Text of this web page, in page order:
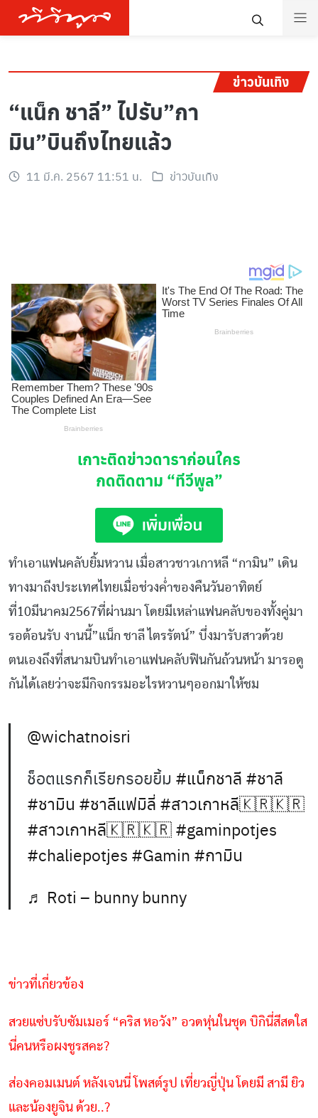
ข่าวบันเทิง
“แน็ก ชาลี” ไปรับ”กา
มิน”บินถึงไทยแล้ว
11 มี.ค. 2567 11:51 น. ข่าวบันเทิง
เกาะติดข่าวดาราก่อนใคร
กดติดตาม “ทีวีพูล”
ทำเอาแฟนคลับยิ้มหวาน เมื่อสาวชาวเกาหลี “กามิน” เดิน
ทางมาถีงประเทศไทยเมื่อช่วงค่ำของคืนวันอาทิตย์
ที่10มีนาคม2567ที่ผ่านมา โดยมีเหล่าแฟนคลับของทั้งคู่มา
รอต้อนรับ งานนี้”แน็ก ชาลี ไตรรัตน์” บึ่งมารับสาวด้วย
ตนเองถึงที่สนามบินทำเอาแฟนคลับฟินกันถ้วนหน้า มารอดู
กันได้เลยว่าจะมีกิจกรรมอะไรหวานๆออกมาให้ชม
@wichatnoisri
ช็อตแรกก็เรียกรอยยิ้ม #แน็กชาลี #ชาลี
#ชามิน #ชาลีแฟมิลี่ #สาวเกาหลี🇰🇷🇰🇷
#สาวเกาหลี🇰🇷🇰🇷#gaminpotjes
#chaliepotjes #Gamin #กามิน
♬ Roti – bunny bunny
ข่าวที่เกี่ยวข้อง
สวยแซ่บรับซัมเมอร์ “คริส หอวัง” อวดหุ่นในชุด บิกินี่สีสดใส
นี่คนหรือผงชูรสคะ?
ส่องคอมเมนต์ หลังเจนนี่ โพสต์รูป เที่ยวญี่ปุ่น โดยมี สามี ยิว
และน้องยูจิน ด้วย..?